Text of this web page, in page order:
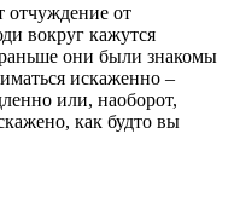
отчуждение от
вокруг кажутся
они были знакомы
искаженно –
или, наоборот,
как будто вы